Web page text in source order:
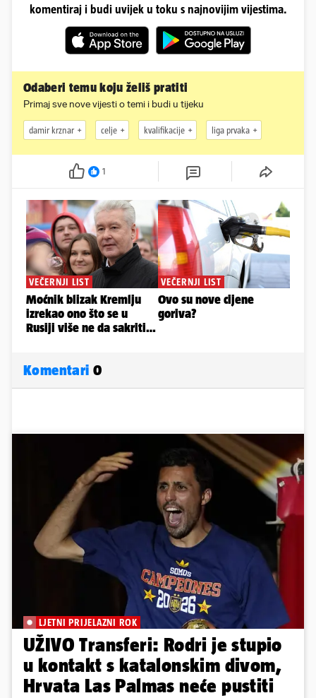
komentiraj i budi uvijek u toku s najnovijim vijestima.
Odaberi temu koju želiš pratiti
Primaj sve nove vijesti o temi i budi u tijeku
damir krznar celje kvalifikacije liga prvaka
1
Komentari 0
LJETNI PRIJELAZNI ROK
UŽIVO Transferi: Rodri je stupio
u kontakt s katalonskim divom,
Hrvata Las Palmas neće pustiti